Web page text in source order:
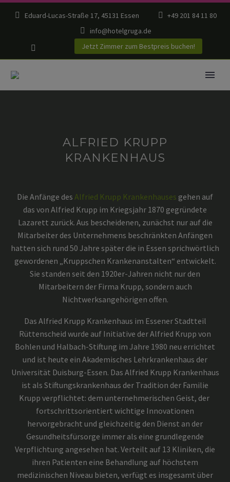
Eduard-Lucas-Straße 17, 45131 Essen
+49 201 84 11 80
info@hotelgruga.de
Jetzt Zimmer zum Bestpreis buchen!
ALFRIED KRUPP
KRANKENHAUS
Die Anfänge des Alfried Krupp Krankenhauses gehen auf
das von Alfried Krupp im Kriegsjahr 1870 gegründete
Lazarett zurück. Aus bescheidenen, zunächst nur auf die
Mitarbeiter des Unternehmens beschränkten Anfängen
hatten sich rund 50 Jahre später die in Essen sprichwörtlich
gewordenen „Kruppschen Krankenanstalten“ entwickelt.
Sie standen seit den 1920er-Jahren nicht nur den
Mitarbeitern der Firma Krupp, sondern auch
Nichtwerksangehörigen offen.
Das Alfried Krupp Krankenhaus im Essener Stadtteil
Rüttenscheid wurde auf Initiative der Alfried Krupp von
Bohlen und Halbach-Stiftung im Jahre 1980 neu errichtet
und ist heute ein Akademisches Lehrkrankenhaus der
Universität Duisburg-Essen. Das Alfried Krupp Krankenhaus
ist als Stiftungskrankenhaus der Tradition der Familie
Krupp verpflichtet: dem unternehmerischen Geist, der
fortschrittsorientiert wichtige Innovationen
hervorgebracht und gleichzeitig den Dienst an der
Gesundheitsfürsorge immer als eine grundlegende
Verpflichtung angesehen hat. Verteilt auf 13 Kliniken, die
ihren Patienten eine Behandlung auf höchstem
medizinischen Niveau bieten, verfügt es insgesamt über